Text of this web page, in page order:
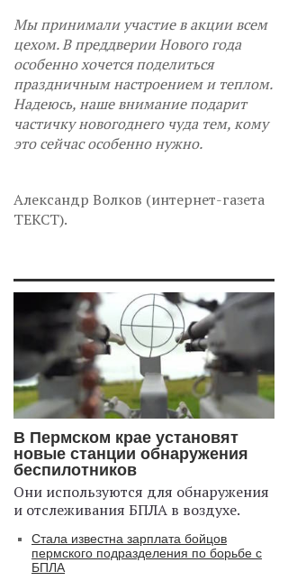
Мы принимали участие в акции всем
цехом. В преддверии Нового года
особенно хочется поделиться
праздничным настроением и теплом.
Надеюсь, наше внимание подарит
частичку новогоднего чуда тем, кому
это сейчас особенно нужно.
Александр Волков (интернет-газета
ТЕКСТ).
В Пермском крае установят
новые станции обнаружения
беспилотников
Они используются для обнаружения
и отслеживания БПЛА в воздухе.
Стала известна зарплата бойцов
пермского подразделения по борьбе с
БПЛА